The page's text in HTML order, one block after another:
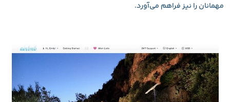
مهمانان را نیز فراهم می‌آورد.